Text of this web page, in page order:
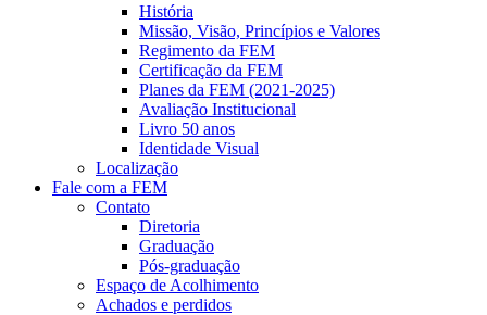
História
Missão, Visão, Princípios e Valores
Regimento da FEM
Certificação da FEM
Planes da FEM (2021-2025)
Avaliação Institucional
Livro 50 anos
Identidade Visual
Localização
Fale com a FEM
Contato
Diretoria
Graduação
Pós-graduação
Espaço de Acolhimento
Achados e perdidos